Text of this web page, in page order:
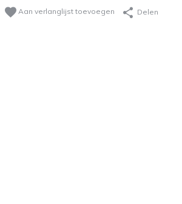
Aan verlanglijst toevoegen Delen